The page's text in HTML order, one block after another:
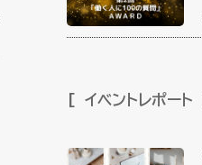
イベントレポート